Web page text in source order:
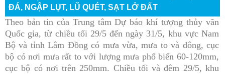
ĐÁ, NGẬP LỤT, LŨ QUÉT, SẠT LỞ ĐẤT
Theo bản tin của Trung tâm Dự báo khí tượng thủy văn
Quốc gia, từ chiều tối 29/5 đến ngày 31/5, khu vực Nam
Bộ và tỉnh Lâm Đồng có mưa vừa, mưa to và dông, cục
bộ có nơi mưa rất to với lượng mưa phổ biến 60-120mm,
cục bộ có nơi trên 250mm. Chiều tối và đêm 29/5, khu